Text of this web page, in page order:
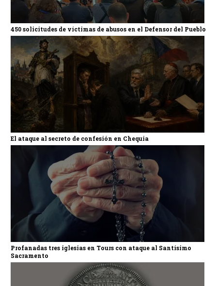
450 solicitudes de víctimas de abusos en el Defensor del Pueblo
El ataque al secreto de confesión en Chequia
Profanadas tres iglesias en Tours con ataque al Santísimo
Sacramento